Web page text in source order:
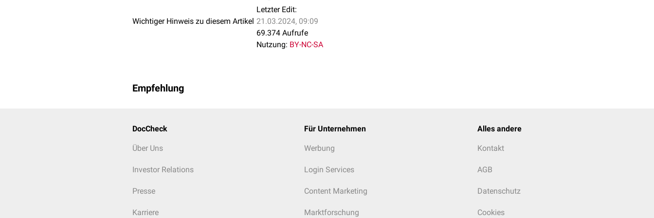
Wichtiger Hinweis zu diesem Artikel
Letzter Edit:
21.03.2024, 09:09
69.374 Aufrufe
Nutzung: BY-NC-SA
Empfehlung
DocCheck
Über Uns
Investor Relations
Presse
Karriere
Für Unternehmen
Werbung
Login Services
Content Marketing
Marktforschung
Alles andere
Kontakt
AGB
Datenschutz
Cookies